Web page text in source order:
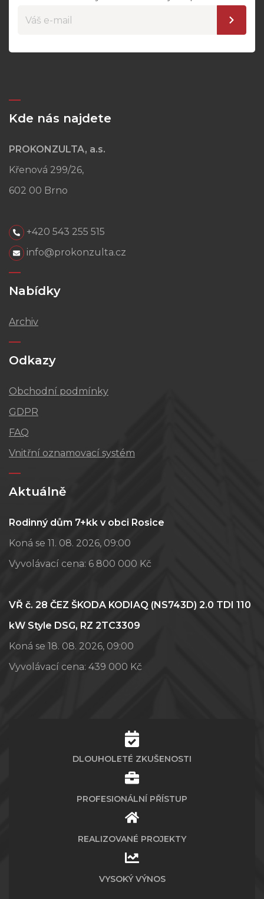
Kde nás najdete
PROKONZULTA, a.s.
Křenová 299/26,
602 00 Brno
+420 543 255 515
info@prokonzulta.cz
Nabídky
Archiv
Odkazy
Obchodní podmínky
GDPR
FAQ
Vnitřní oznamovací systém
Aktuálně
Rodinný dům 7+kk v obci Rosice
Koná se 11. 08. 2026, 09:00
Vyvolávací cena: 6 800 000 Kč
VŘ č. 28 ČEZ ŠKODA KODIAQ (NS743D) 2.0 TDI 110
kW Style DSG, RZ 2TC3309
Koná se 18. 08. 2026, 09:00
Vyvolávací cena: 439 000 Kč
DLOUHOLETÉ ZKUŠENOSTI
PROFESIONÁLNÍ PŘÍSTUP
REALIZOVANÉ PROJEKTY
VYSOKÝ VÝNOS